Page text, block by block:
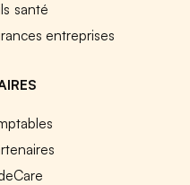
santé
entreprises